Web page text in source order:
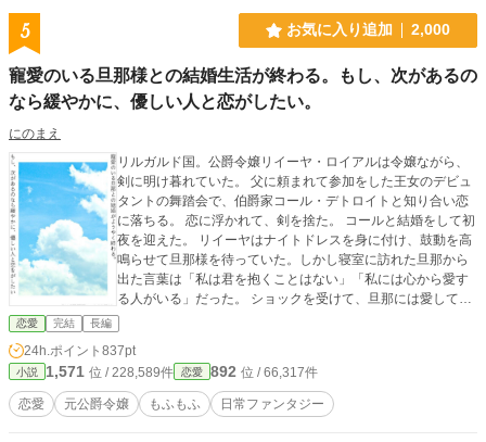
5 お気に入り追加 2,000
寵愛のいる旦那様との結婚生活が終わる。もし、次があるの
なら緩やかに、優しい人と恋がしたい。
にのまえ
リルガルド国。公爵令嬢リイーヤ・ロイアルは令嬢ながら、
剣に明け暮れていた。 父に頼まれて参加をした王女のデビュ
タントの舞踏会で、伯爵家コール・デトロイトと知り合い恋
に落ちる。 恋に浮かれて、剣を捨た。 コールと結婚をして初
夜を迎えた。 リイーヤはナイトドレスを身に付け、鼓動を高
鳴らせて旦那様を待っていた。しかし寝室に訪れた旦那から
出た言葉は「私は君を抱くことはない」「私には心から愛す
る人がいる」だった。 ショックを受けて、旦那には愛しても
られないと知る。しかし離縁したくてもリルガルド国では離
縁は許されない。しかしリイーヤは二年待ち子供がいなけれ
ば離縁できると知る。 結婚二周年の食事の席で、旦那は義理
両親にリイーヤに子供ができたと言い出した。それに反論し
て自分は生娘だと医師の診断書を見せる。 混乱した食堂を後
にして、リイーヤは馬に乗り伯爵家から出て行き国境を越え
恋愛 完結 長編
24h.ポイント 837pt
小説 1,571 位 / 228,589件 恋愛 892 位 / 66,317件
恋愛 元公爵令嬢 もふもふ 日常ファンタジー